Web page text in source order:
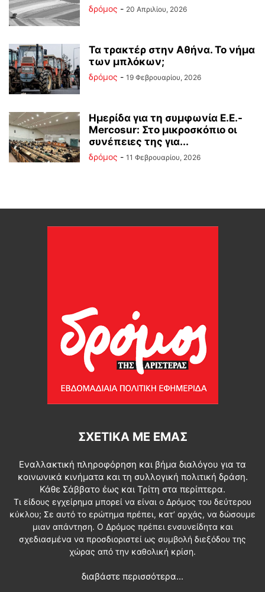
δρόμος - 20 Απριλίου, 2026
Τα τρακτέρ στην Αθήνα. Το νήμα
των μπλόκων;
δρόμος - 19 Φεβρουαρίου, 2026
Ημερίδα για τη συμφωνία Ε.Ε.-
Mercosur: Στο μικροσκόπιο οι
συνέπειες της για...
δρόμος - 11 Φεβρουαρίου, 2026
ΣΧΕΤΙΚΆ ΜΕ ΕΜΆΣ
Εναλλακτική πληροφόρηση και βήμα διαλόγου για τα
κοινωνικά κινήματα και τη συλλογική πολιτική δράση.
Κάθε Σάββατο έως και Τρίτη στα περίπτερα.
Τι είδους εγχείρημα μπορεί να είναι ο Δρόμος του δεύτερου
κύκλου; Σε αυτό το ερώτημα πρέπει, κατ’ αρχάς, να δώσουμε
μιαν απάντηση. Ο Δρόμος πρέπει ενσυνείδητα και
σχεδιασμένα να προσδιοριστεί ως συμβολή διεξόδου της
χώρας από την καθολική κρίση.
διαβάστε περισσότερα...